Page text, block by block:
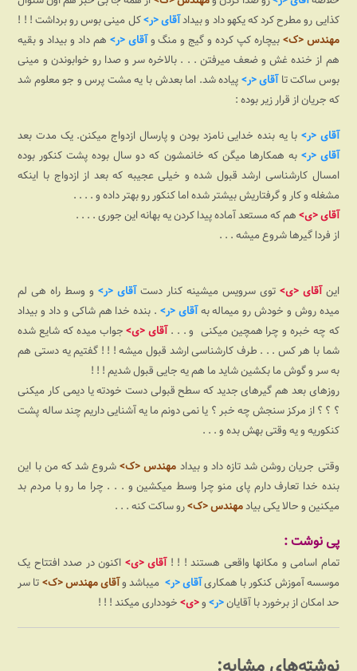
کذایی رو مطرح کرد که یکهو داد و بیدادآقای <ر>کل مینی بوس رو برداشت ! ! !
مهندس <ک>بیچاره کپ کرده و گیج و منگ وآقای <ر> هم داد و بیداد و بقیه
هم از خنده غش و ضعف میرفتن . . . بالاخره سر و صدا رو خوابوندن و مینی
بوس ساکت تا آقای <ر>پیاده شد. اما بعدش با یه مشت پرس و جو معلوم شد
که جریان از قرار زیر بوده :
آقای <ر> با یه بنده خدایی نامزد بودن و پارسال ازدواج میکنن. یک مدت بعد
آقای <ر> به همکارها میگن که خانمشون که دو سال بوده پشت کنکور بوده
امسال کارشناسی ارشد قبول شده و خیلی عجیبه که بعد از ازدواج با اینکه
مشغله و کار و گرفتاریش بیشتر شده اما کنکور رو بهتر داده و . . . .
آقای <ی>هم که مستعد آماده پیدا کردن یه بهانه این جوری . . . .
از فردا گیرها شروع میشه . . .
اینآقای <ی> توی سرویس میشینه کنار دست آقای <ر>و وسط راه هی لم
میده روش و خودش رو میماله بهآقای <ر> . بنده خدا هم شاکی و داد و بیداد
که چه خبره و چرا همچین میکنی و . . .آقای<ی>جواب میده که شایع شده
شما با هر کس . . . طرف کارشناسی ارشد قبول میشه ! ! ! گفتیم یه دستی هم
به سر و گوش ما بکشین شاید ما هم یه جایی قبول شدیم ! ! !
روزهای بعد هم گیرهای جدید که سطح قبولی دست خودته یا دیمی کار میکنی
؟ ؟ ؟ از مرکز سنجش چه خبر ؟ یا نمی دونم ما یه آشنایی داریم چند ساله پشت
کنکوریه و یه وقتی بهش بده و . . .
وقتی جریان روشن شد تازه داد و بیداد مهندس <ک>شروع شد که من با این
بنده خدا تعارف دارم پای منو چرا وسط میکشین و . . . چرا ما رو با مردم بد
میکنین و حالا یکی بیادمهندس <ک>رو ساکت کنه . . .
پی نوشت :
تمام اسامی و مکانها واقعی هستند ! ! !‌آقای <ی> اکنون در صدد افتتاح یک
موسسه آموزش کنکور با همکاریآقای <ر>میباشد وآقای مهندس <ک>تا سر
حد امکان از برخورد با آقایان<ر>و<ی>خودداری میکند ! ! !